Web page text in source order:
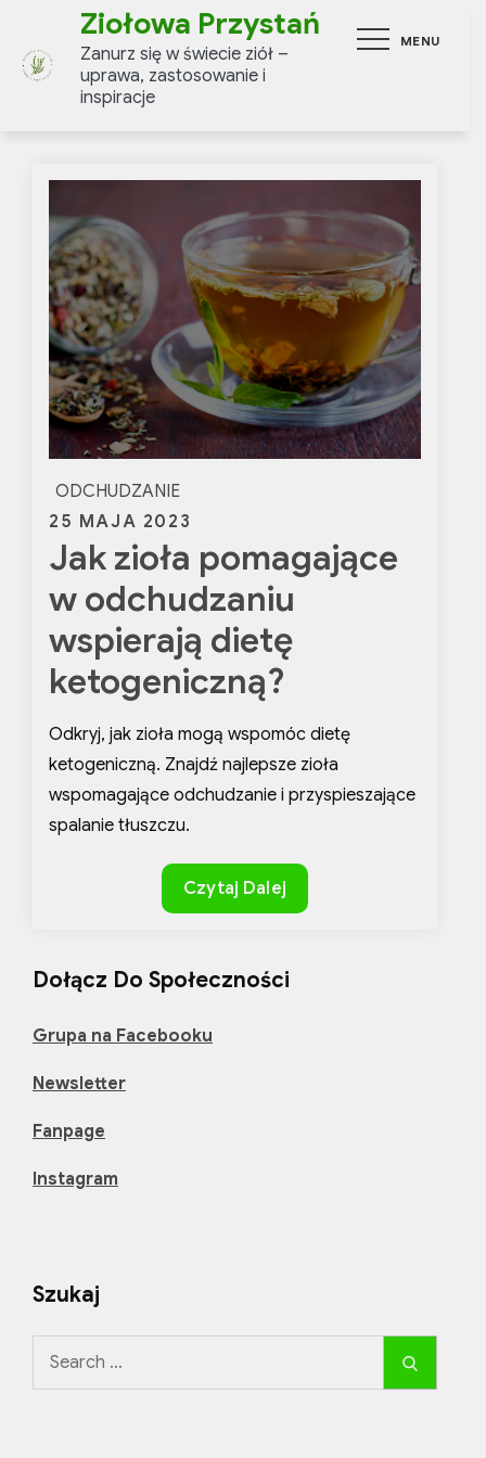
content
MENU
Ziołowa Przystań
Zanurz się w świecie ziół –
uprawa, zastosowanie i
inspiracje
ODCHUDZANIE
Posted
on
25 MAJA 2023
Jak zioła pomagające
w odchudzaniu
wspierają dietę
ketogeniczną?
Odkryj, jak zioła mogą wspomóc dietę
ketogeniczną. Znajdź najlepsze zioła
wspomagające odchudzanie i przyspieszające
spalanie tłuszczu.
Jak
zioła
w
wspierają
Czytaj Dalej
Dołącz Do Społeczności
Grupa na Facebooku
Newsletter
Fanpage
Instagram
Szukaj
Search